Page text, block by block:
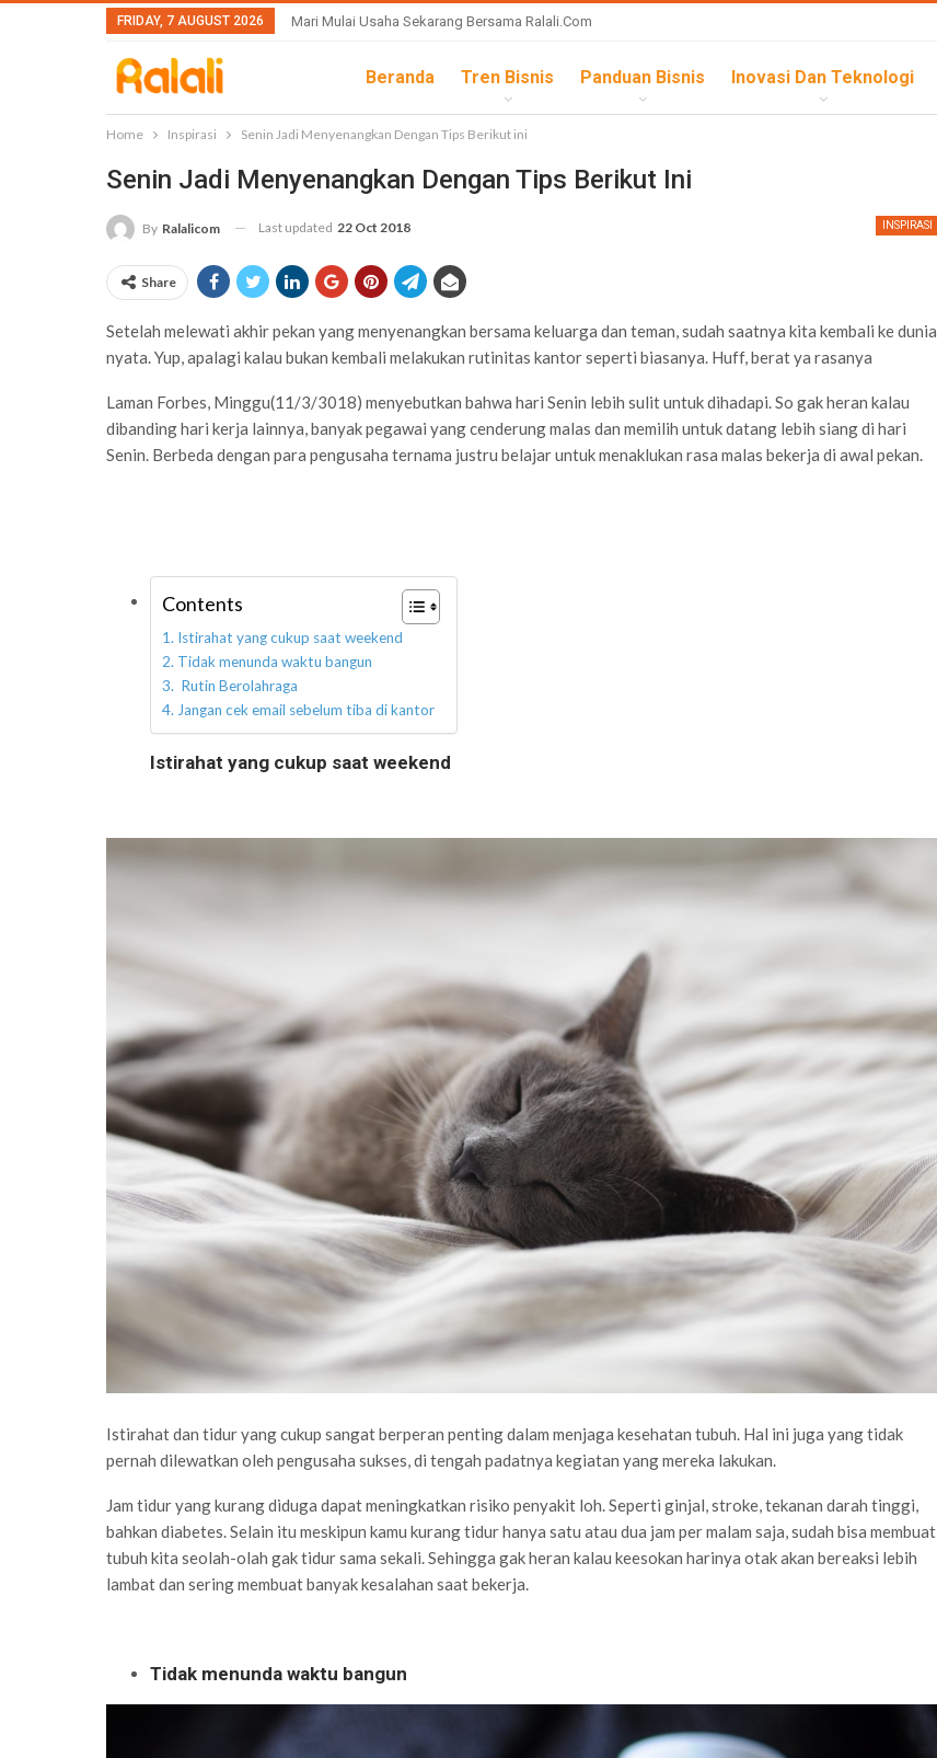
FRIDAY, 7 AUGUST 2026 Mari Mulai Usaha Sekarang Bersama Ralali.com
Beranda Tren Bisnis Panduan Bisnis Inovasi Dan Teknologi
Home Inspirasi Senin Jadi Menyenangkan Dengan Tips Berikut ini
Senin Jadi Menyenangkan Dengan Tips Berikut Ini
INSPIRASI
By Ralalicom Last updated 22 Oct 2018
Share
Setelah melewati akhir pekan yang menyenangkan bersama keluarga dan teman, sudah saatnya kita kembali ke dunia
nyata. Yup, apalagi kalau bukan kembali melakukan rutinitas kantor seperti biasanya. Huff, berat ya rasanya
Laman Forbes, Minggu(11/3/3018) menyebutkan bahwa hari Senin lebih sulit untuk dihadapi. So gak heran kalau
dibanding hari kerja lainnya, banyak pegawai yang cenderung malas dan memilih untuk datang lebih siang di hari
Senin. Berbeda dengan para pengusaha ternama justru belajar untuk menaklukan rasa malas bekerja di awal pekan.
Contents
Istirahat yang cukup saat weekend
Tidak menunda waktu bangun
Rutin Berolahraga
Jangan cek email sebelum tiba di kantor
Istirahat yang cukup saat weekend
Istirahat dan tidur yang cukup sangat berperan penting dalam menjaga kesehatan tubuh. Hal ini juga yang tidak
pernah dilewatkan oleh pengusaha sukses, di tengah padatnya kegiatan yang mereka lakukan.
Jam tidur yang kurang diduga dapat meningkatkan risiko penyakit loh. Seperti ginjal, stroke, tekanan darah tinggi,
bahkan diabetes. Selain itu meskipun kamu kurang tidur hanya satu atau dua jam per malam saja, sudah bisa membuat
tubuh kita seolah-olah gak tidur sama sekali. Sehingga gak heran kalau keesokan harinya otak akan bereaksi lebih
lambat dan sering membuat banyak kesalahan saat bekerja.
Tidak menunda waktu bangun